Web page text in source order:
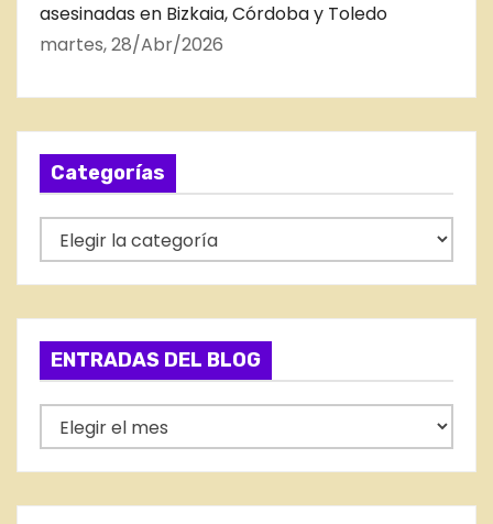
asesinadas en Bizkaia, Córdoba y Toledo
martes, 28/Abr/2026
Categorías
a
t
e
o
í
a
s
ENTRADAS DEL BLOG
N
T
R